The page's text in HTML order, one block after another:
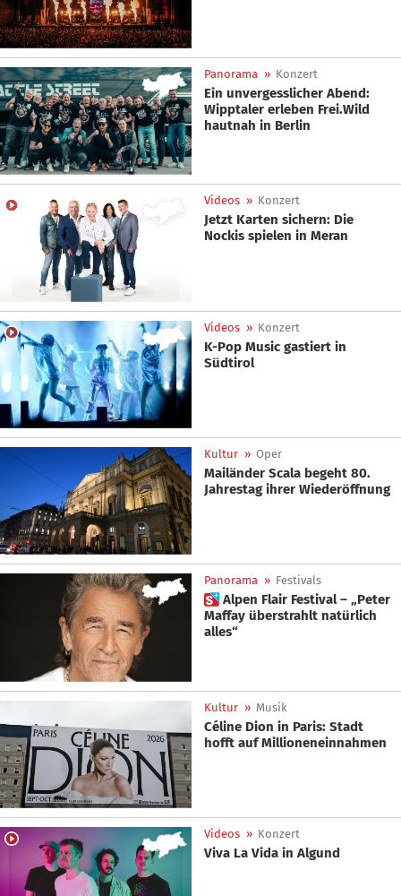
Panorama » Konzert
Ein unvergesslicher Abend:
Wipptaler erleben Frei.Wild
hautnah in Berlin
Videos » Konzert
Jetzt Karten sichern: Die
Nockis spielen in Meran
Videos » Konzert
K-Pop Music gastiert in
Südtirol
Kultur » Oper
Mailänder Scala begeht 80.
Jahrestag ihrer Wiederöffnung
Panorama » Festivals
 Alpen Flair Festival – „Peter
Maffay überstrahlt natürlich
alles“
Kultur » Musik
Céline Dion in Paris: Stadt
hofft auf Millioneneinnahmen
Videos » Konzert
Viva La Vida in Algund